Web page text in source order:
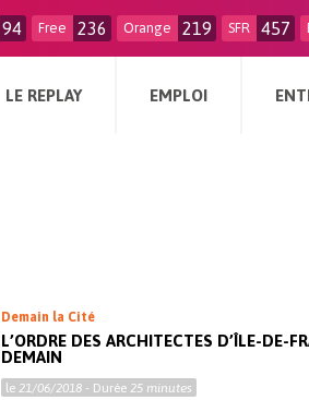
94 Free 236 Orange 219 SFR 457
LE REPLAY EMPLOI
Demain la Cité
L’ORDRE DES ARCHITECTES D’ÎLE-DE-
DEMAIN
le21/06/2018 - Durée25 minutes